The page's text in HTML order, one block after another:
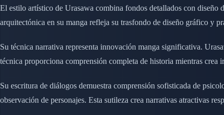
El estilo artístico de Urasawa combina fondos detallados con diseño
arquitectónica en su manga refleja su trasfondo de diseño gráfico y
Su técnica narrativa representa innovación manga significativa.
técnica proporciona comprensión completa de historia mientras crea
Su escritura de diálogos demuestra comprensión sofisticada de
observación de personajes. Esta sutileza crea narrativas atractivas